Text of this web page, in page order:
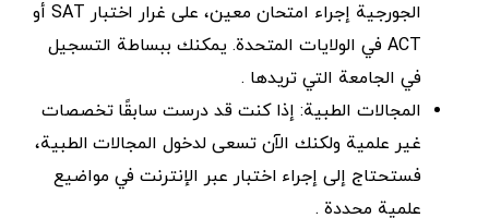
الجورجية إجراء امتحان معين، على غرار اختبار SAT أو
ACT في الولايات المتحدة. يمكنك ببساطة التسجيل
في الجامعة التي تريدها .
المجالات الطبية: إذا كنت قد درست سابقًا تخصصات
غير علمية ولكنك الآن تسعى لدخول المجالات الطبية،
فستحتاج إلى إجراء اختبار عبر الإنترنت في مواضيع
علمية محددة .